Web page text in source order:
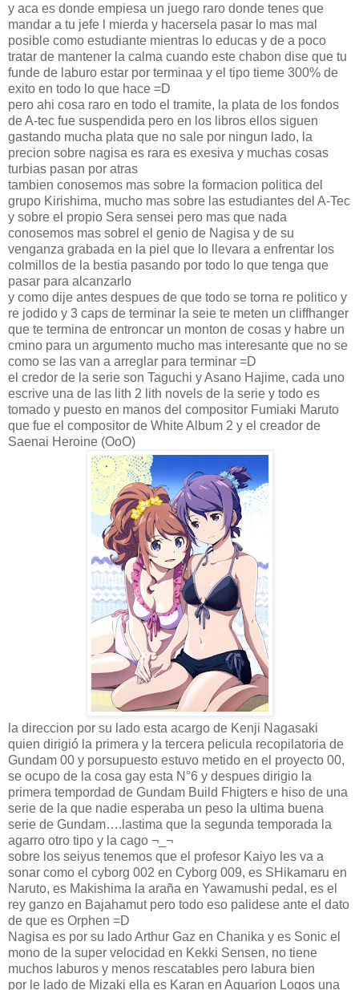
y aca es donde empiesa un juego raro donde tenes que
mandar a tu jefe l mierda y hacersela pasar lo mas mal
posible como estudiante mientras lo educas y de a poco
tratar de mantener la calma cuando este chabon dise que tu
funde de laburo estar por terminaa y el tipo tieme 300% de
exito en todo lo que hace =D
pero ahi cosa raro en todo el tramite, la plata de los fondos
de A-tec fue suspendida pero en los libros ellos siguen
gastando mucha plata que no sale por ningun lado, la
precion sobre nagisa es rara es exesiva y muchas cosas
turbias pasan por atras
tambien conosemos mas sobre la formacion politica del
grupo Kirishima, mucho mas sobre las estudiantes del A-Tec
y sobre el propio Sera sensei pero mas que nada
conosemos mas sobrel el genio de Nagisa y de su
venganza grabada en la piel que lo llevara a enfrentar los
colmillos de la bestia pasando por todo lo que tenga que
pasar para alcanzarlo
y como dije antes despues de que todo se torna re politico y
re jodido y 3 caps de terminar la seie te meten un cliffhanger
que te termina de entroncar un monton de cosas y habre un
cmino para un argumento mucho mas interesante que no se
como se las van a arreglar para terminar =D
el credor de la serie son Taguchi y Asano Hajime, cada uno
escrive una de las lith 2 lith novels de la serie y todo es
tomado y puesto en manos del compositor Fumiaki Maruto
que fue el compositor de White Album 2 y el creador de
Saenai Heroine (OoO)
la direccion por su lado esta acargo de Kenji Nagasaki
quien dirigió la primera y la tercera pelicula recopilatoria de
Gundam 00 y porsupuesto estuvo metido en el proyecto 00,
se ocupo de la cosa gay esta N°6 y despues dirigio la
primera tempordad de Gundam Build Fhigters e hiso de una
serie de la que nadie esperaba un peso la ultima buena
serie de Gundam….lastima que la segunda temporada la
agarro otro tipo y la cago ¬_¬
sobre los seiyus tenemos que el profesor Kaiyo les va a
sonar como el cyborg 002 en Cyborg 009, es SHikamaru en
Naruto, es Makishima la araña en Yawamushi pedal, es el
rey ganzo en Bajahamut pero todo eso palidese ante el dato
de que es Orphen =D
Nagisa es por su lado Arthur Gaz en Chanika y es Sonic el
mono de la super velocidad en Kekki Sensen, no tiene
muchos laburos y menos rescatables pero labura bien
por le lado de Mizaki ella es Karan en Aquarion Logos una